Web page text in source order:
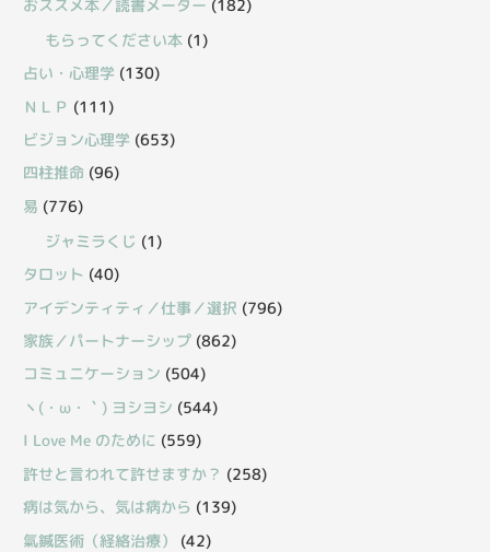
おススメ本／読書メーター (182)
もらってください本 (1)
占い・心理学 (130)
ＮＬＰ (111)
ビジョン心理学 (653)
四柱推命 (96)
易 (776)
ジャミラくじ (1)
タロット (40)
アイデンティティ／仕事／選択 (796)
家族／パートナーシップ (862)
コミュニケーション (504)
丶(・ω・｀) ヨシヨシ (544)
I Love Me のために (559)
許せと言われて許せますか？ (258)
病は気から、気は病から (139)
氣鍼医術（経絡治療）
(42)